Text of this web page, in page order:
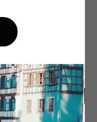
et décès des
bronze qui
la populaire
depuis 1786.
entre autres, à
d’incendie.
temps d’écouter